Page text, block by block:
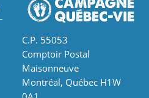
C.P. 55053
Comptoir Postal
Maisonneuve
Montréal, Québec H1W